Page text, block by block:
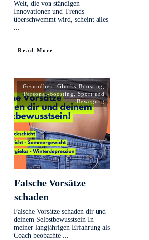
Welt, die von ständigen
Innovationen und Trends
überschwemmt wird, scheint alles
...
Read More
Gesundheit,Glücks-Boosting
Personal-Boosting ,Sport und
Bewegung
Falsche Vorsätze
schaden
Falsche Vorsätze schaden dir und
deinem Selbstbewusstsein In
meiner langjährigen Erfahrung als
Coach beobachte ...